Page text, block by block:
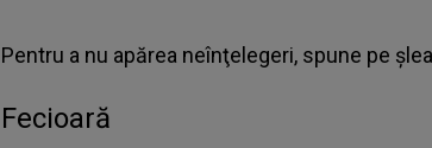
Pentru a nu apărea neînţelegeri, spune pe
Fecioară